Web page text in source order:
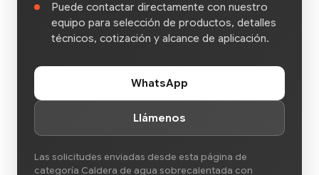
Puede contactar directamente con nuestro
equipo para selección de productos, detalles
técnicos, cotización y alcance de aplicación.
WhatsApp
Llámenos
Las solicitudes enviadas desde esta página de
categoría Caldera de agua sobrecalentada con